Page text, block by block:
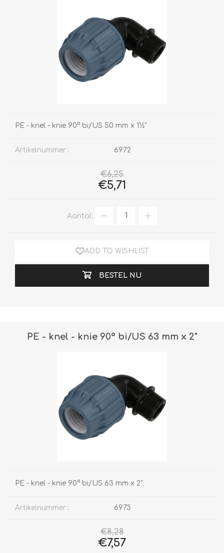
PE - knel - knie 90° bi/US 50 mm x 1½"
Artikelnummer:: 6972
€6,25
€5,71
Aantal:
ADD TO WISHLIST
BESTEL NU
PE - knel - knie 90° bi/US 63 mm x 2"
PE - knel - knie 90° bi/US 63 mm x 2"
Artikelnummer:: 6973
€8,28
€7,57